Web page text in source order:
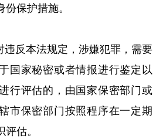
保护措施。
反本法规定，涉嫌犯罪，需要
国家秘密或者情报进行鉴定以
行评估的，由国家保密部门或
市保密部门按照程序在一定期
估。